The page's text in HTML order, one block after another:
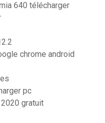
640 télécharger
chrome android
pc
gratuit